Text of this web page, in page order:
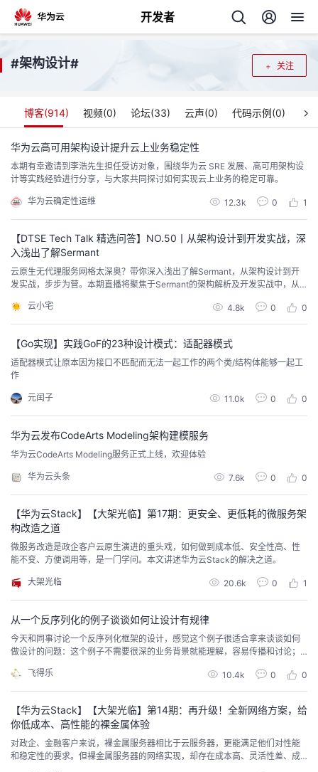
开发者
返
回
个
人
主
页
我
的
开
发
者
客
论
坛
的
圈
子
我
的
直
播
我
的
活
动
我
的
关
注
我
的
开
发
者
学
我
的
Programs
我
的
支
持
关注
#架构设计#
博客(914) 视频(0) 论坛(33) 云声(0) 代码示例(0)
华为云高可用架构设计提升云上业务稳定性
本期有幸邀请到李浩先生担任受访对象，围绕华为云 SRE 发展、高可用架构设
计等实践经验进行分享，与大家共同探讨如何实现云上业务的稳定可靠。
华为云确定性运维 12.3k 0 1
【DTSE Tech Talk 精选问答】NO.50丨从架构设计到开发实战，深
入浅出了解Sermant
云原生无代理服务网格太深奥？带你深入浅出了解Sermant，从架构设计到开
发实战，步步为营。本期直播将聚焦于Sermant的架构解析及开发实战中，从
开发，到进阶使用统一动态配置能力、统一日志能力等一步步完成插件开发。
云小宅 4.8k 0 0
【Go实现】实践GoF的23种设计模式：适配器模式
适配器模式让原本因为接口不匹配而无法一起工作的两个类/结构体能够一起工
作
元闰子 11.0k 0 0
华为云发布CodeArts Modeling架构建模服务
华为云CodeArts Modeling服务正式上线，欢迎体验
华为云头条 7.6k 0 0
【华为云Stack】【大架光临】第17期：更安全、更低耗的微服务架
构改造之道
微服务改造是政企客户云原生演进的重头戏，如何做到成本低、安全性高、性
能不变、方便调用等，是一门学问。本文讲述华为云Stack的解决之道。
大架光临 20.6k 0 1
从一个反序列化的例子谈谈如何让设计有规律
今天和同事讨论一个反序列化框架的设计，感觉这个例子很适合拿来谈谈如何
做设计的问题：这个例子不需要很深的业务背景就能理解，容易传播和讨论；
识，它们对这个问题没什么影响。该框架的需求是这样的：写一套公共的代
码，能够支持从文本字符串中解析出业务实例的数据。比如从"[1,2,3]"字符串中
飞得乐 10.4k 0 0
【华为云Stack】【大架光临】第14期：再升级！全新网络方案，给
你低成本、高性能的裸金属体验
对政企、金融客户来说，裸金属服务器相比于云服务器，更能满足他们对性能
和稳定性的要求。但裸金属服务器的网络实现，却存在成本高、灵活性差、成